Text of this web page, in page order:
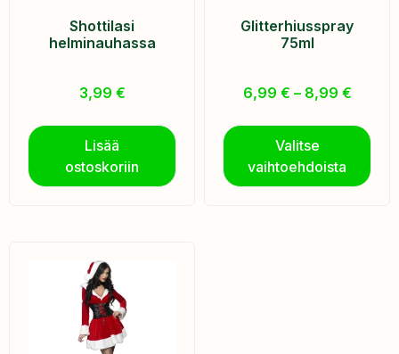
Shottilasi
helminauhassa
3,99 €
Lisää
ostoskoriin
Glitterhiusspray
75ml
6,99 € – 8,99 €
Valitse
vaihtoehdoista